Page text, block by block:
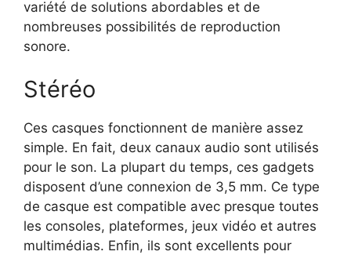
variété de solutions abordables et de
nombreuses possibilités de reproduction
sonore.
Stéréo
Ces casques fonctionnent de manière assez
simple. En fait, deux canaux audio sont utilisés
pour le son. La plupart du temps, ces gadgets
disposent d’une connexion de 3,5 mm. Ce type
de casque est compatible avec presque toutes
les consoles, plateformes, jeux vidéo et autres
multimédias. Enfin, ils sont excellents pour